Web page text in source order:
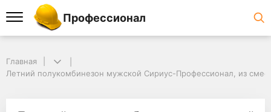
Профессионал
Главная
Летний полукомбинезон мужской Сириус-Профессионал, из